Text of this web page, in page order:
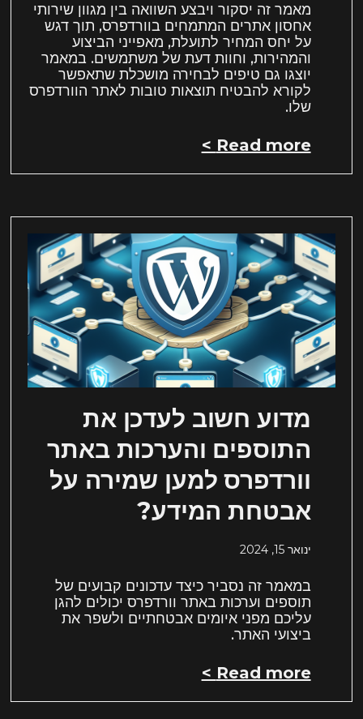
מאמר זה יסקור ויבצע השוואה בין מגוון שירותי
אחסון אתרים המתמחים בוורדפרס, תוך דגש
על יחס המחיר לתועלת, מאפייני הביצוע
והמהירות, וחוות דעת של משתמשים. במאמר
יוצגו גם טיפים לבחירה מושכלת שתאפשר
לקורא להבטיח תוצאות טובות לאתר הוורדפרס
שלו.
Read more >
מדוע חשוב לעדכן את
התוספים והערכות באתר
וורדפרס למען שמירה על
אבטחת המידע?
ינואר 15, 2024
במאמר זה נסביר כיצד עדכונים קבועים של
תוספים וערכות באתר וורדפרס יכולים להגן
עליכם מפני איומים אבטחתיים ולשפר את
ביצועי האתר.
Read more >